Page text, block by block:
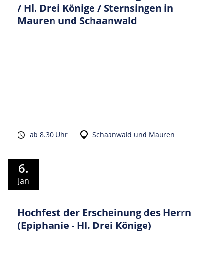
/ Hl. Drei Könige / Sternsingen in
Mauren und Schaanwald
ab 8.30 Uhr Schaanwald und Mauren
6.
Jan
Hochfest der Erscheinung des Herrn
(Epiphanie - Hl. Drei Könige)